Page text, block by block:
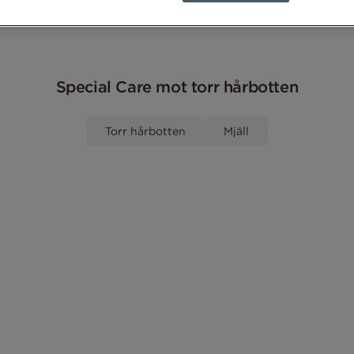
Special Care mot torr hårbotten
Torr hårbotten Mjäll